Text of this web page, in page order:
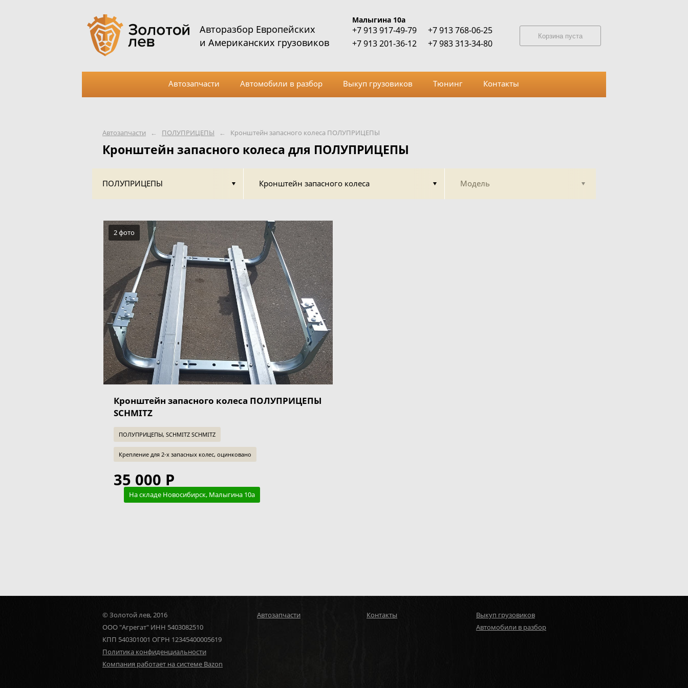
Автозапчасти ← ПОЛУПРИЦЕПЫ ← Кронштейн запасного колеса ПОЛУПРИЦЕПЫ
Кронштейн запасного колеса для ПОЛУПРИЦЕПЫ
ПОЛУПРИЦЕПЫ Кронштейн запасного колеса Модель
2 фото
Кронштейн запасного колеса ПОЛУПРИЦЕПЫ
SCHMITZ
ПОЛУПРИЦЕПЫ, SCHMITZ SCHMITZ
Крепление для 2-х запасных колес, оцинковано
35 000 Р
На складе Новосибирск, Малыгина 10а
Авторазбор Европейских
и Американских грузовиков
Малыгина 10а
+7 913 917-49-79
+7 913 201-36-12
+7 913 768-06-25
+7 983 313-34-80
Корзина пуста
Автозапчасти Автомобили в разбор Выкуп грузовиков Тюнинг Контакты
© Золотой лев, 2016
ООО "Агрегат" ИНН 5403082510
КПП 540301001 ОГРН 12345400005619
Политика конфиденциальности
Компания работает на системе Bazon
Автозапчасти Контакты
Выкуп грузовиков
Автомобили в разбор